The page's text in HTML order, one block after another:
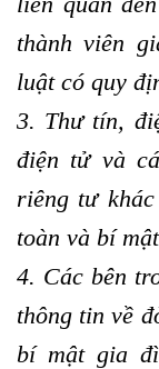
thành viên
luật có quy
3. Thư tín,
điện tử và
riêng tư
toàn và bí
4. Các bên
thông tin về
bí mật gia